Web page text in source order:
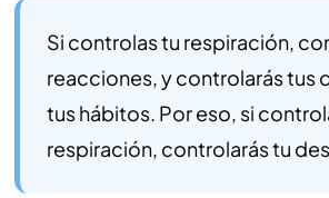
Si controlas tu respiración,
reacciones, y controlarás tus
tus hábitos. Por eso, si
respiración, controlarás tu